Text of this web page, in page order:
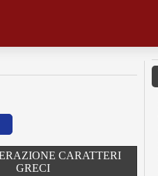
CARATTERI
GRECI